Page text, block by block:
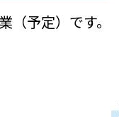
予定）です。